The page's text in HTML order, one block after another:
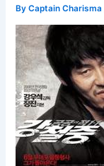
ByCaptain Charisma